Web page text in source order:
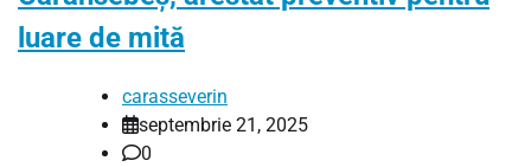
luare de mită
carasseverin
septembrie 21, 2025
0